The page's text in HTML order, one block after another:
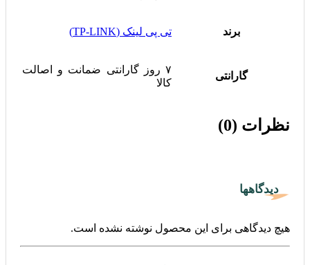
برند تی پی لینک (TP-LINK)
گارانتی
۷ روز گارانتی ضمانت و اصالت
کالا
نظرات (0)
دیدگاهها
هیچ دیدگاهی برای این محصول نوشته نشده است.